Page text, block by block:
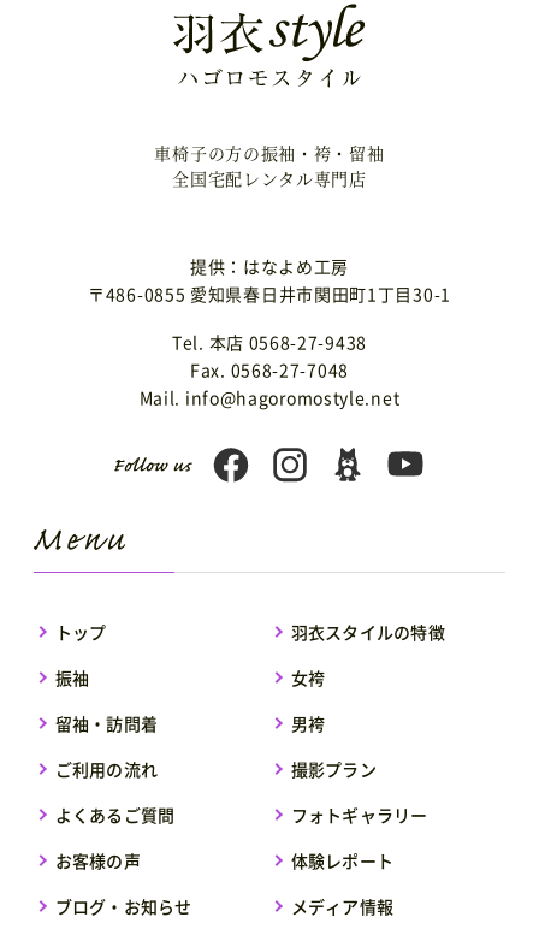
車椅子の方の振袖・袴・留袖
全国宅配レンタル専門店
提供：はなよめ工房
〒486-0855 愛知県春日井市関田町1丁目30-1
Tel. 本店 0568-27-9438
Fax. 0568-27-7048
Mail. info@hagoromostyle.net
トップ
羽衣スタイルの特徴
振袖
女袴
留袖・訪問着
男袴
ご利用の流れ
撮影プラン
よくあるご質問
フォトギャラリー
お客様の声
体験レポート
ブログ・お知らせ
メディア情報